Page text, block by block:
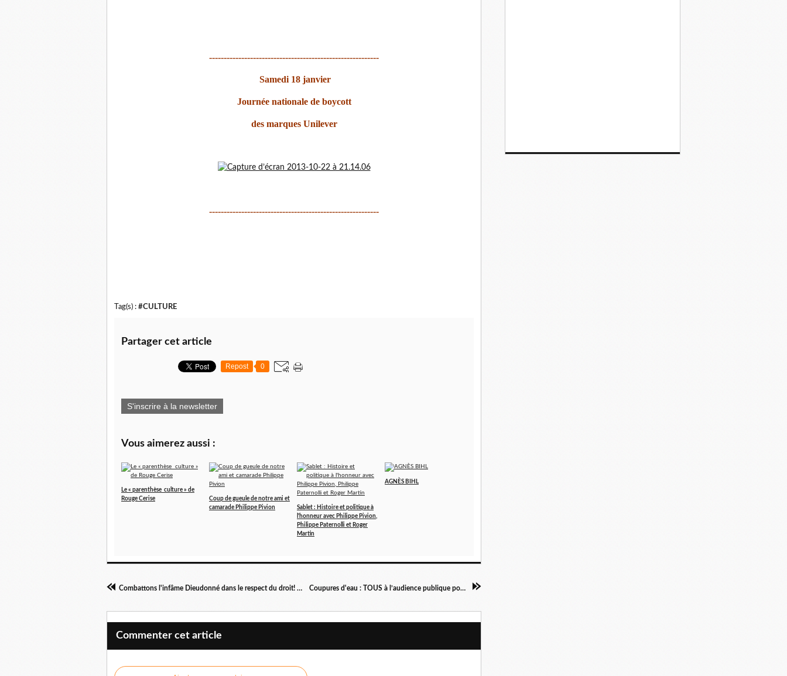
----------------------------------------------------------
Samedi 18 janvier
Journée nationale de boycott
des marques Unilever
----------------------------------------------------------
Tag(s) : #CULTURE
Partager cet article
Repost 0
S'inscrire à la newsletter
Vous aimerez aussi :
Le « parenthèse culture » de
Rouge Cerise
Coup de gueule de notre ami et
camarade Philippe Pivion
Sablet : Histoire et politique à
l'honneur avec Philippe Pivion,
Philippe Paternolli et Roger
Martin
AGNÈS BIHL
Combattons l'infâme Dieudonné dans le respect du droit! par Fabienne Haloui Coupures d'eau : TOUS à l’audience publique pour défendre Marc…
Commenter cet article